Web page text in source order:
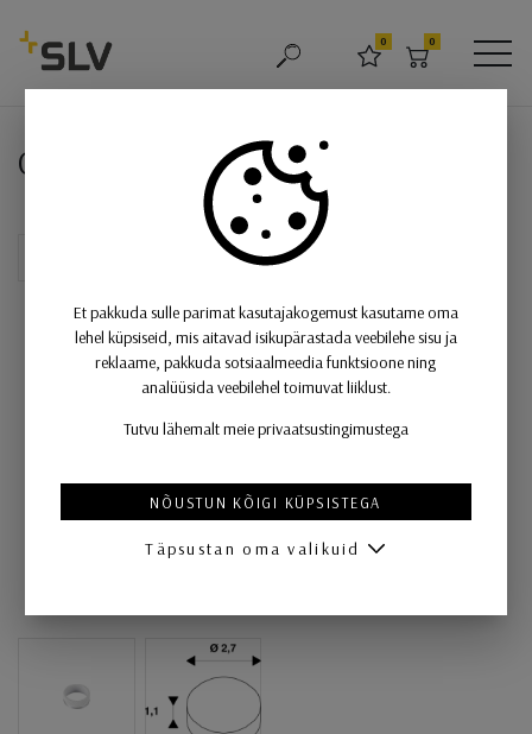
OTSING LEMMIKUD
0
OSTUKORV
0
Grip!e S, dekoratiiv rõngas, valge
Grip!e S, dekoratiiv rõngas, valge
Et pakkuda sulle parimat kasutajakogemust kasutame oma
lehel küpsiseid, mis aitavad isikupärastada veebilehe sisu ja
reklaame, pakkuda sotsiaalmeedia funktsioone ning
analüüsida veebilehel toimuvat liiklust.
Tutvu lähemalt meie privaatsustingimustega
NÕUSTUN KÕIGI KÜPSISTEGA
Täpsustan oma valikuid